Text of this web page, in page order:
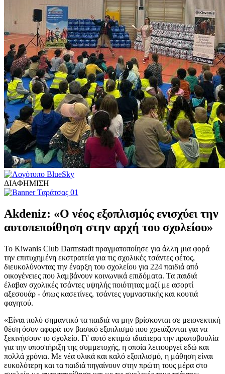
ΔΙΑΦΗΜΙΣΗ
Akdeniz: «Ο νέος εξοπλισμός ενισχύει την
αυτοπεποίθηση στην αρχή του σχολείου»
Το Kiwanis Club Darmstadt πραγματοποίησε για άλλη μια φορά
την επιτυχημένη εκστρατεία για τις σχολικές τσάντες φέτος,
διευκολύνοντας την έναρξη του σχολείου για 224 παιδιά από
οικογένειες που λαμβάνουν κοινωνικά επιδόματα. Τα παιδιά
έλαβαν σχολικές τσάντες υψηλής ποιότητας μαζί με ασορτί
αξεσουάρ - όπως κασετίνες, τσάντες γυμναστικής και κουτιά
φαγητού.
«Είναι πολύ σημαντικό τα παιδιά να μην βρίσκονται σε μειονεκτική
θέση όσον αφορά τον βασικό εξοπλισμό που χρειάζονται για να
ξεκινήσουν το σχολείο. Γι' αυτό εκτιμώ ιδιαίτερα την πρωτοβουλία
για την υποστήριξη της συμμετοχής, η οποία λειτουργεί εδώ και
πολλά χρόνια. Με νέα υλικά και καλό εξοπλισμό, η μάθηση είναι
ευκολότερη και τα παιδιά πηγαίνουν στην πρώτη τους μέρα στο